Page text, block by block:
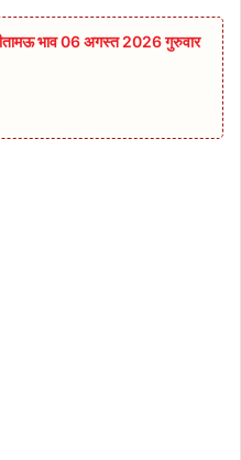
भाव 06 अगस्त 2026 गुरुवार